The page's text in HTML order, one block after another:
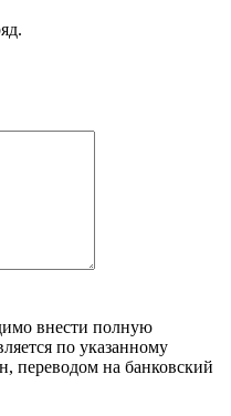
внести полную
по указанному
переводом на банковский